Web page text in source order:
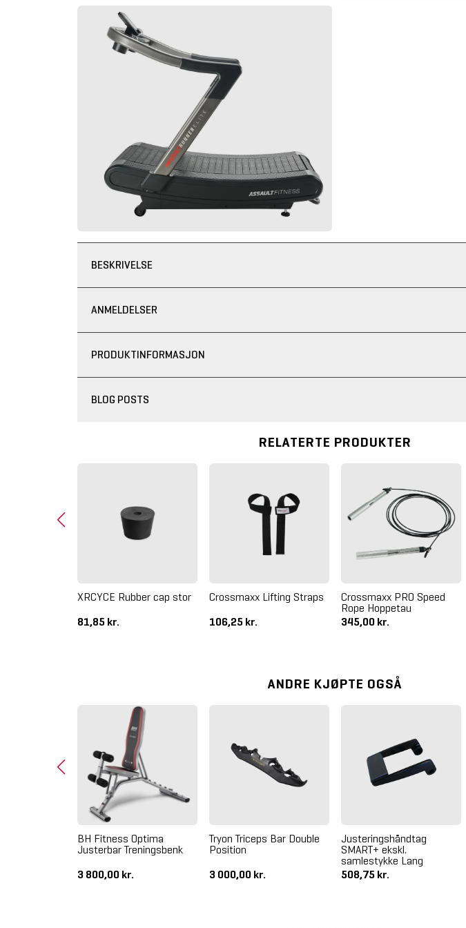
BESKRIVELSE
ANMELDELSER
PRODUKTINFORMASJON
BLOG POSTS
RELATERTE PRODUKTER
XRCYCE Rubber cap stor
81,85 kr.
Crossmaxx Lifting Straps
106,25 kr.
Crossmaxx PRO Speed
Rope Hoppetau
345,00 kr.
ANDRE KJØPTE OGSÅ
BH Fitness Optima
Justerbar Treningsbenk
3 800,00 kr.
Tryon Triceps Bar Double
Position
3 000,00 kr.
Justeringshåndtag
SMART+ ekskl.
samlestykke Lang
508,75 kr.